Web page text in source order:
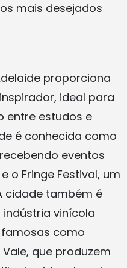
mais desejados
proporciona
ideal para
entre estudos e
é conhecida como
eventos
o Fringe Festival, um
cidade também é
vinícola
como
que produzem